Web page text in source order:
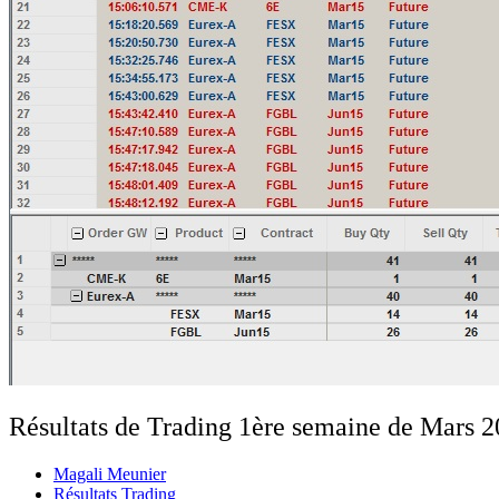
Résultats de Trading 1ère semaine de Mars
Magali Meunier
Résultats Trading